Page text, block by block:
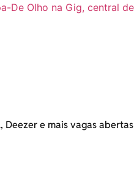
Deezer e mais vagas abertas